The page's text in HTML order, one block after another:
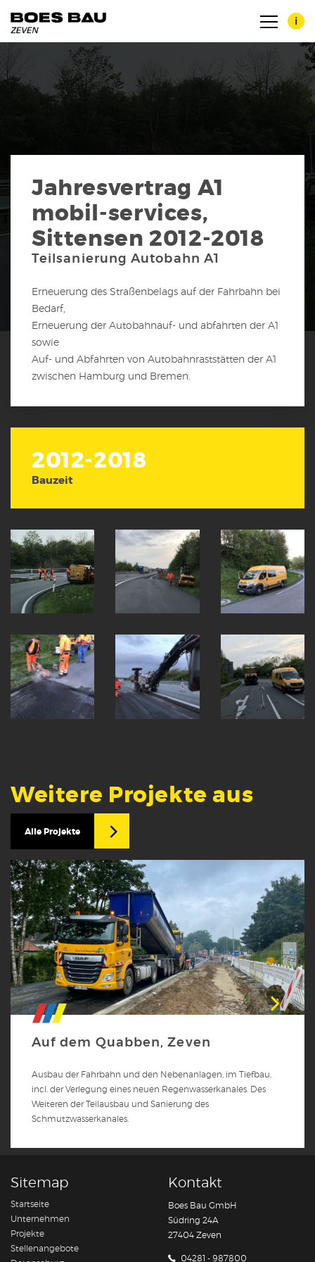
Maschinenpark
i
Jahresvertrag A1
mobil-services,
Sittensen 2012-2018
Teilsanierung Autobahn A1
Erneuerung des Straßenbelags auf der Fahrbahn bei
Bedarf,
Erneuerung der Autobahnauf- und abfahrten der A1
sowie
Auf- und Abfahrten von Autobahnraststätten der A1
zwischen Hamburg und Bremen.
2012-2018
Bauzeit
Weitere Projekte aus
Alle Projekte
Auf dem Quabben, Zeven
Ausbau der Fahrbahn und den Nebenanlagen, im Tiefbau,
incl. der Verlegung eines neuen Regenwasserkanales. Des
Weiteren der Teilausbau und Sanierung des
Schmutzwasserkanales.
Sitemap
Startseite
Unternehmen
Projekte
Stellenangebote
Kontakt
Boes Bau GmbH
Südring 24A
27404 Zeven
04281 - 987800